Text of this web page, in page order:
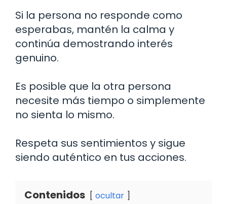
Si la persona no responde como
esperabas, mantén la calma y
continúa demostrando interés
genuino.
Es posible que la otra persona
necesite más tiempo o simplemente
no sienta lo mismo.
Respeta sus sentimientos y sigue
siendo auténtico en tus acciones.
Contenidos ocultar